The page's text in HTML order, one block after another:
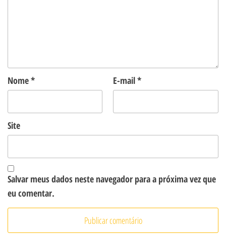
Nome* E-mail*
Site
Salvar meus dados neste navegador para a próxima vez que
eu comentar.